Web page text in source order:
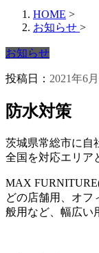
HOME >
お知らせ >
お知らせ
投稿日： 2021年6
防水対策
茨城県常総市に自
全国を対応エリア
MAX
どの店舗用、オフ
般用など、幅広い